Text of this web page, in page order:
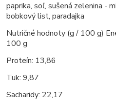
paprika, soľ, sušená zelenina -
bobkový list, paradajka
Nutričné hodnoty (g / 100 g)
100 g
Proteín: 13,86
Tuk: 9,87
Sacharidy: 22,17